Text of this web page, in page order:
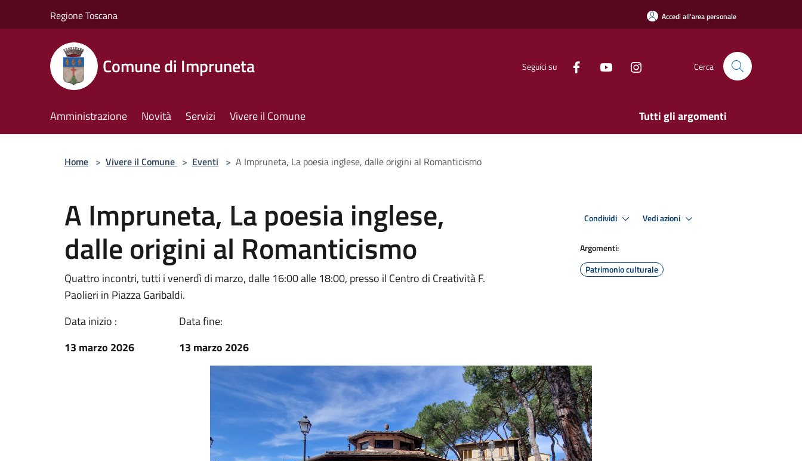
Regione Toscana Accedi all'area personale
Comune di Impruneta Seguici su Cerca
Amministrazione Novità Servizi Vivere il Comune Tutti gli argomenti
Home > Vivere il Comune > Eventi > A Impruneta, La poesia inglese, dalle origini al Romanticismo
A Impruneta, La poesia inglese,
dalle origini al Romanticismo
Quattro incontri, tutti i venerdì di marzo, dalle 16:00 alle 18:00, presso il Centro di Creatività F.
Paolieri in Piazza Garibaldi.
Data inizio :
13 marzo 2026
Data fine:
13 marzo 2026
Condividi Vedi azioni
Argomenti:
Patrimonio culturale